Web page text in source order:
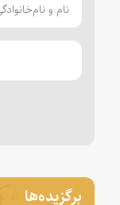
برگزیده‌ها